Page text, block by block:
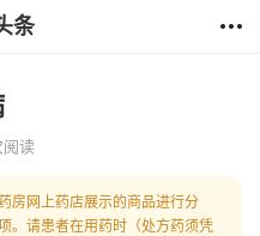
条
读
房网上药店展示的商品进行分
。请患者在用药时（处方药须凭